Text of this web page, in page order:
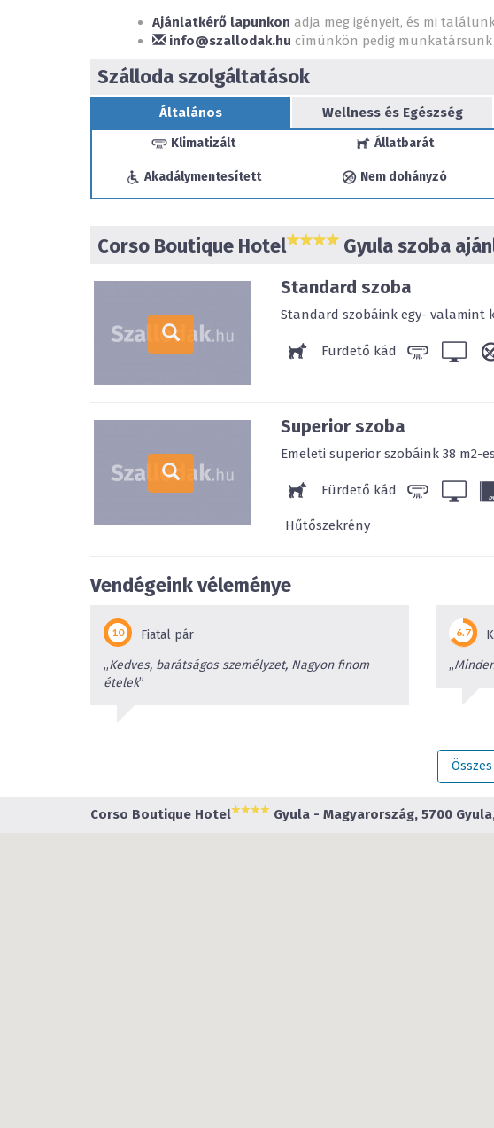
Ajánlatkérő lapunkon adja meg igényeit, és mi
info@szallodak.hu címünkön pedig munkatársunk
Szálloda szolgáltatások
Általános Wellness és Egészség
Klimatizált Állatbarát
Akadálymentesített Nem dohányzó
Corso Boutique Hotel Gyula szoba
Standard szoba
Standard szobáink egy- valamint
Fürdető kád
Superior szoba
Emeleti superior szobáink 38 m2-
Fürdető kád
Hűtőszekrény
Vendégeink véleménye
Fiatal pár
„Kedves, barátságos személyzet, Nagyon finom
ételek”
„
Corso Boutique Hotel Gyula - Magyarország, 5700